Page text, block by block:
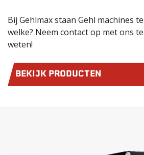
Bij Gehlmax staan Gehl machines
welke? Neem contactop met ons
weten!
BEKIJK PRODUCTEN